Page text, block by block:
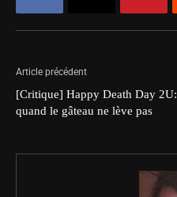
Article précédent
[Critique] Happy Death Day 2U:
quand le gâteau ne lève pas